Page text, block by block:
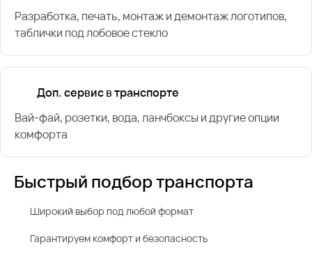
Разработка, печать, монтаж и демонтаж логотипов,
таблички под лобовое стекло
Доп. сервис в транспорте
Вай-фай, розетки, вода, ланчбоксы и другие опции
комфорта
Быстрый подбор транспорта
Широкий выбор под любой формат
Гарантируем комфорт и безопасность